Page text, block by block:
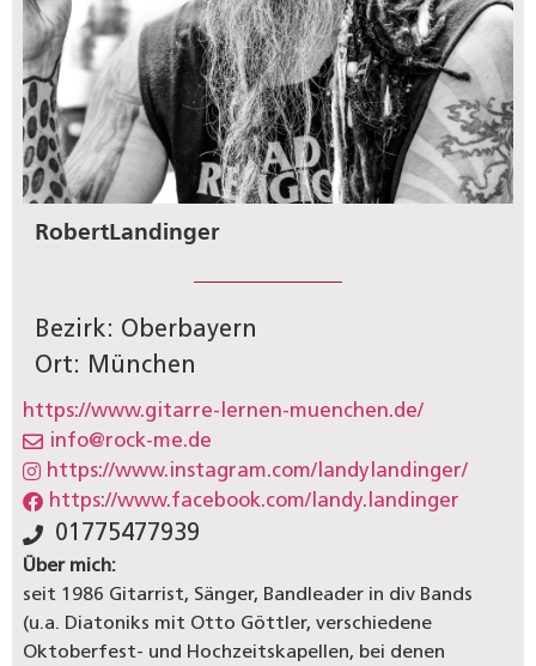
RobertLandinger
Bezirk: Oberbayern
Ort: München
https://www.gitarre-lernen-muenchen.de/
info@rock-me.de
https://www.instagram.com/landylandinger/
https://www.facebook.com/landy.landinger
01775477939
Über mich:
seit 1986 Gitarrist, Sänger, Bandleader in div Bands
(u.a. Diatoniks mit Otto Göttler, verschiedene
Oktoberfest- und Hochzeitskapellen, bei denen